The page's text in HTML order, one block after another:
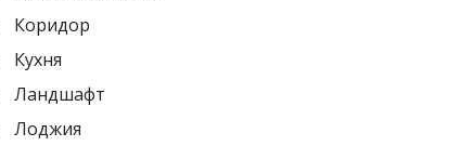
Коридор
Кухня
Ландшафт
Лоджия